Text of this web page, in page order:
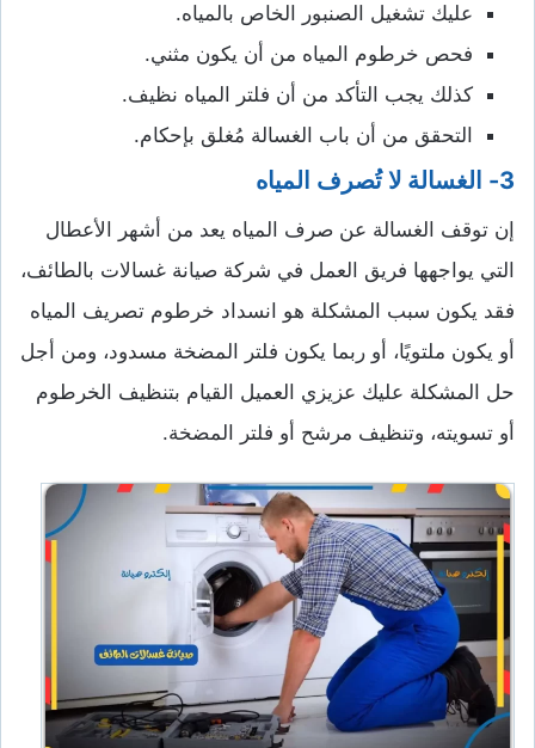
عليك تشغيل الصنبور الخاص بالمياه.
فحص خرطوم المياه من أن يكون مثني.
كذلك يجب التأكد من أن فلتر المياه نظيف.
التحقق من أن باب الغسالة مُغلق بإحكام.
3- الغسالة لا تُصرف المياه
إن توقف الغسالة عن صرف المياه يعد من أشهر الأعطال
التي يواجهها فريق العمل في شركة صيانة غسالات بالطائف،
فقد يكون سبب المشكلة هو انسداد خرطوم تصريف المياه
أو يكون ملتويًا، أو ربما يكون فلتر المضخة مسدود، ومن أجل
حل المشكلة عليك عزيزي العميل القيام بتنظيف الخرطوم
أو تسويته، وتنظيف مرشح أو فلتر المضخة.